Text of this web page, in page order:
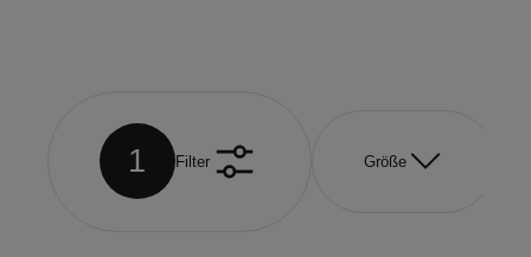
1 Filter Größe